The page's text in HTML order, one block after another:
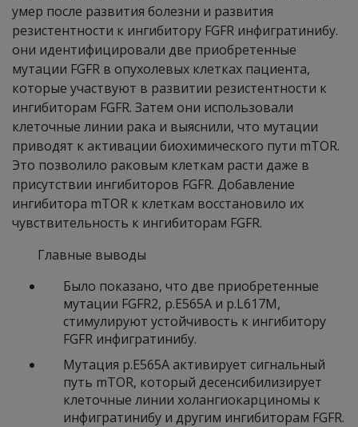
умер после развития болезни и развития
резистентности к ингибитору FGFR инфигратинибу.
они идентифицировали две приобретенные
мутации FGFR в опухолевых клетках пациента,
которые участвуют в развитии резистентности к
ингибиторам FGFR. Затем они использовали
клеточные линии рака и выяснили, что мутации
приводят к активации биохимического пути mTOR.
Это позволило раковым клеткам расти даже в
присутствии ингибиторов FGFR. Добавление
ингибитора mTOR к клеткам восстановило их
чувствительность к ингибиторам FGFR.
Главные выводы
Было показано, что две приобретенные
мутации FGFR2, p.E565A и p.L617M,
стимулируют устойчивость к ингибитору
FGFR инфигратинибу.
Мутация p.E565A активирует сигнальный
путь mTOR, который десенсибилизирует
клеточные линии холангиокарциномы к
инфигратинибу и другим ингибиторам FGFR.